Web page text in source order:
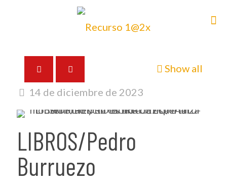
Show all
14 de diciembre de 2023
LIBROS/Pedro
Burruezo